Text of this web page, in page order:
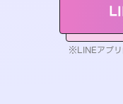
※LINEアプリ